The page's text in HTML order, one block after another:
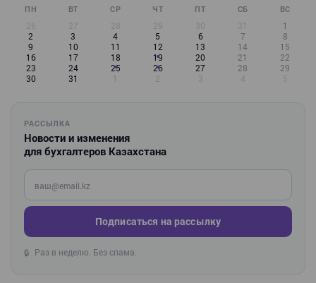
ПН ВТ СР ЧТ ПТ СБ ВС
26 27 28 29 30 31
1
2
3 4 5 6 7
8
9
10 11 12 13 14
15
16
17 18 19 20 21
22
23
24 25 26 27 28
29
30
31 1 2 3 4 5
РАССЫЛКА
Новости и изменения
для бухгалтеров Казахстана
Введите ваш e-mail
Подписаться на рассылку
🔒 Раз в неделю. Без спама.